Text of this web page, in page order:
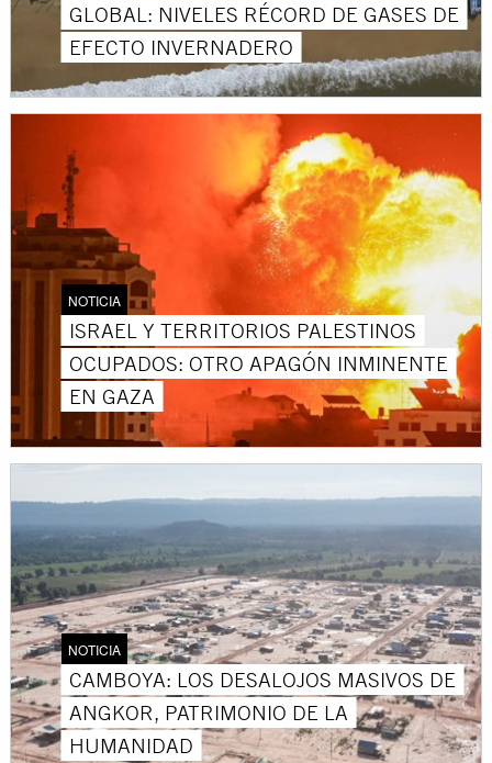
GLOBAL: NIVELES RÉCORD DE GASES DE
EFECTO INVERNADERO
NOTICIA
ISRAEL Y TERRITORIOS PALESTINOS
OCUPADOS: OTRO APAGÓN INMINENTE
EN GAZA
NOTICIA
CAMBOYA: LOS DESALOJOS MASIVOS DE
ANGKOR, PATRIMONIO DE LA
HUMANIDAD